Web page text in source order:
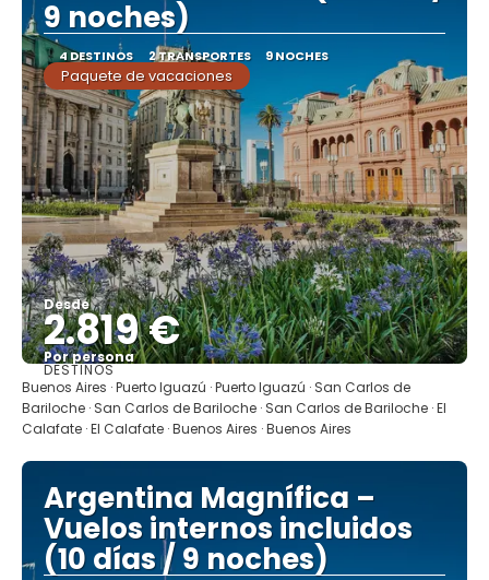
9 noches)
4 DESTINOS 2 TRANSPORTES 9 NOCHES
Paquete de vacaciones
Desde
2.819 €
Por persona
Ver
DESTINOS
Buenos Aires · Puerto Iguazú · Puerto Iguazú · San Carlos de
Bariloche · San Carlos de Bariloche · San Carlos de Bariloche · El
Calafate · El Calafate · Buenos Aires · Buenos Aires
Argentina Magnífica –
Vuelos internos incluidos
(10 días / 9 noches)